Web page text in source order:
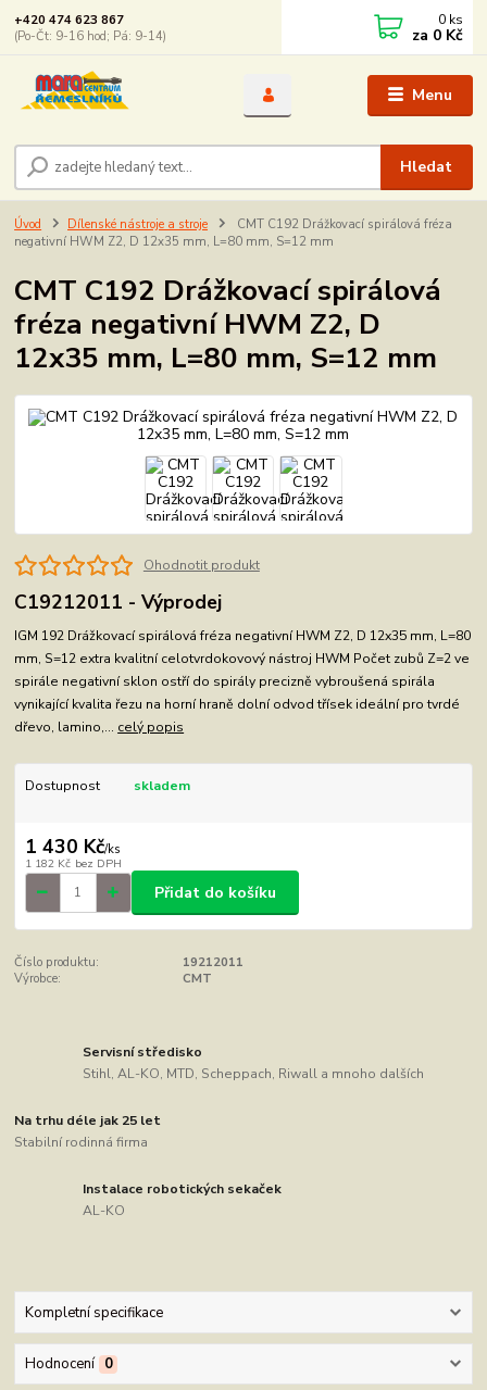
Menu
Hledat
+420 474 623 867
(Po-Čt: 9-16 hod; Pá: 9-14)
0 ks
za 0 Kč
Úvod Dílenské nástroje a stroje
CMT C192 Drážkovací spirálová fréza
negativní HWM Z2, D 12x35 mm, L=80 mm, S=12 mm
CMT C192 Drážkovací spirálová
fréza negativní HWM Z2, D
12x35 mm, L=80 mm, S=12 mm
Ohodnotit produkt
C19212011 - Výprodej
IGM 192 Drážkovací spirálová fréza negativní HWM Z2, D 12x35 mm, L=80
mm, S=12 extra kvalitní celotvrdokovový nástroj HWM Počet zubů Z=2 ve
spirále negativní sklon ostří do spirály precizně vybroušená spirála
vynikající kvalita řezu na horní hraně dolní odvod třísek ideální pro tvrdé
dřevo, lamino,... celý popis
Dostupnost skladem
1 430 Kč/ks
1 182 Kč bez DPH
Přidat do košíku
Číslo produktu:
19212011
Výrobce:
CMT
Servisní středisko
Stihl, AL-KO, MTD, Scheppach, Riwall a mnoho dalších
Na trhu déle jak 25 let
Stabilní rodinná firma
Instalace robotických sekaček
AL-KO
Kompletní specifikace
Hodnocení 0